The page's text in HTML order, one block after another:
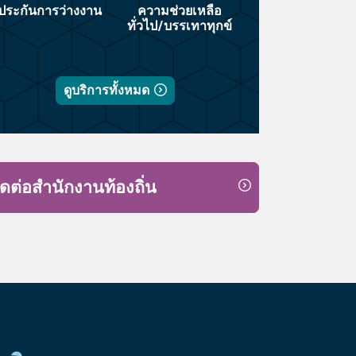
ระกันการว่างงาน
ความช่วยเหลือ
ทั่วไป/บรรเทาทุกข์
ดูบริการทั้งหมด
ต่อสำนักงานท้องถิ่น